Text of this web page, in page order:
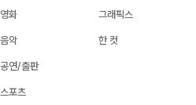
영화
음악
공연/출판
스포츠
그래픽스
한 컷